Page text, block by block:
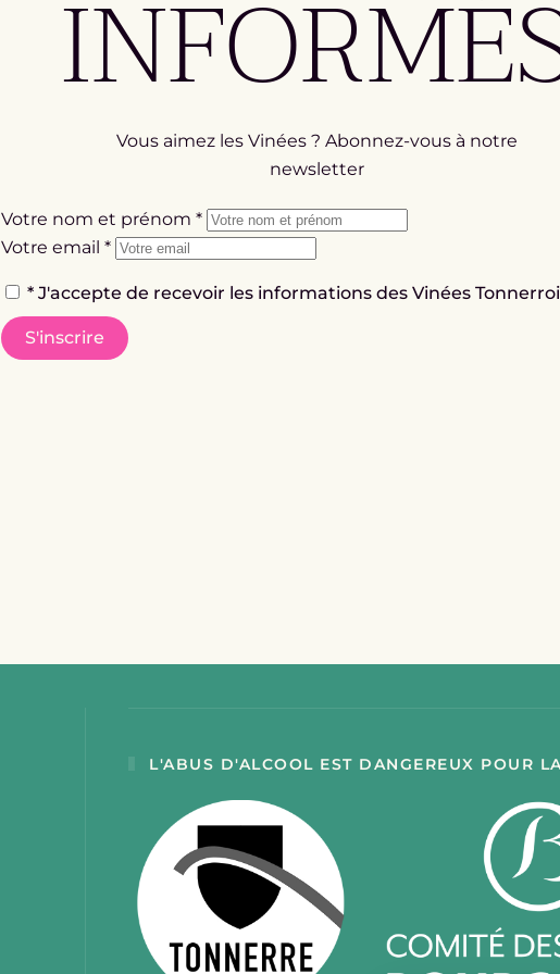
Vous aimez les Vinées ? Abonnez-vous à notre
newsletter
Votre nom et prénom *
Votre email *
* J'accepte de recevoir les informations des Vinées
S'inscrire
L'ABUS D'ALCOOL EST DANGEREUX POUR